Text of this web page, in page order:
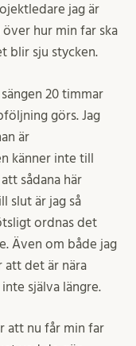
jag är
hur min far ska
blir sju stycken.
20 timmar
görs. Jag
är
känner inte till
sådana här
slut är jag så
ordnas det
Även om både jag
det är nära
själva längre.
att nu får min far